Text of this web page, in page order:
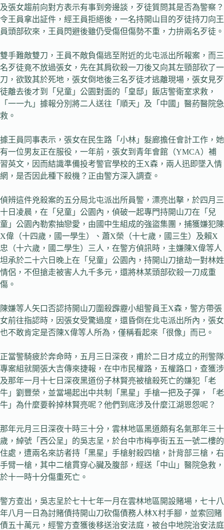
及張女趨前向對方表示有事到旁邊談，歹徒質問其是否為警察？
令王員拿出証件，經王員拒絕後，一名持開山目的歹徒持刀向王
員頭部砍來，王員閃避後雖仍受傷但傷勢不重，力拚兩名歹徒。
雙手難敵雙刀，王員不敵負傷逃至附近的北屯派出所報案，而三
名歹徒竟不放過張女，先在其肩砍殺一刀後又向其左頸部砍了一
刀，欲致其於死地，張女倒地後三名歹徒才逃離現場，張女見歹
徒離去後才到「兒童」公園對面的「皇邸」飯店警衛室求救，
「一一九」據報分別將二人送往「順天」及「中國」醫葯醫院急
救。
據王員同事表示，張女在民生路「小林」髮廊擔任會計工作，她
有一位男友正在服役，一年前，張女到青年會館（YMCA）補
習英文，因而結識準備投考警官學校的王X森，兩人迅即墜入情
網，是否因此種下殺機？正由警方深入調查。
偵辨這件兇殺案的五分局北屯派出所員警，漂亮出擊，於四月三
十日凌晨，在「兒童」公園內，偵破一起專門持開山刀在「兒
童」公園內勒索抽戀愛，由國中生組成的強盜集團，捕獲嫌犯陳
X偉（十四歲，國一學生）、蕭X榮（十七歲，國三生）及賴X
忠（十六歲，國二學生）三人，在警方偵訊時，主嫌陳X偉等人
坦承於二十六日晚上在「兒童」公園內，持開山刀搶劫一對林姓
情侶，不但搶走被害人九千多元，還將林某頭部砍殺一刀成重
傷。
陳嫌等人矢口否認持開山刀圍殺霹靂小組警員王X森，警方帶張
女前往指認時，因張女受驚過度，還昏倒在北屯派出所內，張女
也不敢肯定是否陳X偉等人所為，僅稱看起來「很像」而已。
正當警騎疲於奔命時，五月三日深夜，甫於二日才成立的刑警隊
專案組就開張大吉傳來捷報，在中市民權路，五權路口，查獲涉
及那年一月十七日深夜黑道份子林賢亮被槍殺死亡的嫌犯「老
牛」劉豐榮，並當場起出中共制「黑星」手槍一把及子彈，「老
牛」為什麼要幹掉林賢亮呢？他們到底涉及什麼江湖恩怨呢？
那年元月三日深夜十時三十分，雲林地區黑道頗有名氣那年三十
歲，綽號「西公呈」的吳志呈，於台中市梅亭街五五一號二樓的
住處，遭兩名來訪者持「黑星」手槍射殺四槍，計背部三槍，右
手臂一槍，其中二槍貫穿心臟及腹部，經送「中山」醫院急救，
於十一時十分傷重死亡。
警方查出，吳志呈於七十七年一月在雲林地區開設賭場，七十八
年八月一日為討賭債持開山刀砍傷債務人林X村手腳，並索回賭
債五十萬元，經警方查獲後移送治安法庭，被台中地院治安法庭